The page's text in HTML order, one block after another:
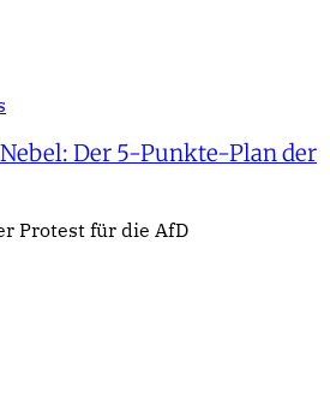
Der 5-Punkte-Plan der
Protest für die AfD